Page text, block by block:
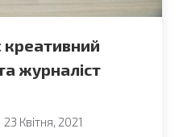
журналіст
23 Квітня, 2021